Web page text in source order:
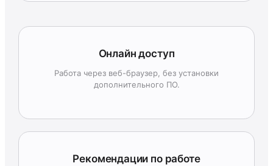
Онлайн доступ
Работа через веб-браузер, без установки
дополнительного ПО.
Рекомендации по работе